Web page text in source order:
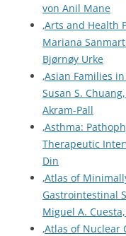
von Anil Mane
‚Arts and Health
Mariana
Bjørnøy Urke
‚Asian Families
Susan S.
Akram-Pall
‚Asthma:
Therapeutic
Din
‚Atlas of
Gastrointestinal
Miguel A.
‚Atlas of Nuclear